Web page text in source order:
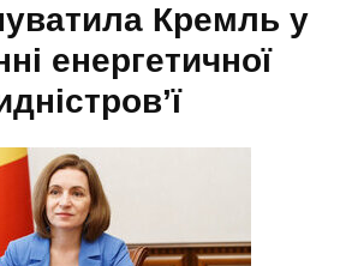
Кремль у
енергетичної